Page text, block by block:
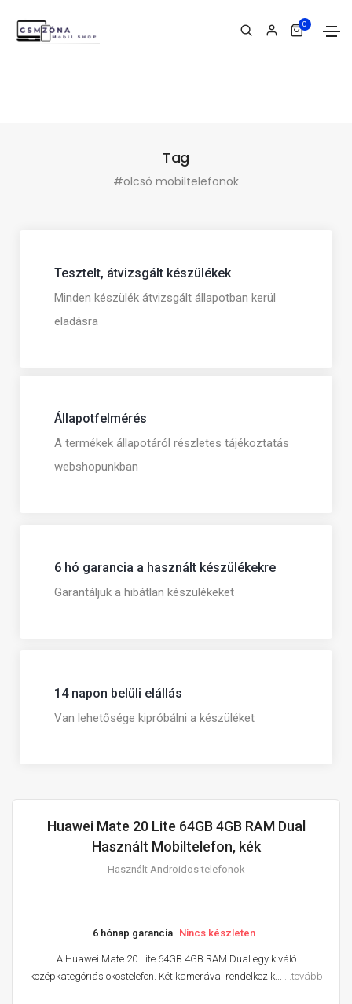
0
Tag
#olcsó mobiltelefonok
Tesztelt, átvizsgált készülékek
Minden készülék átvizsgált állapotban kerül
eladásra
Állapotfelmérés
A termékek állapotáról részletes tájékoztatás
webshopunkban
6 hó garancia a használt készülékekre
Garantáljuk a hibátlan készülékeket
14 napon belüli elállás
Van lehetősége kipróbálni a készüléket
Huawei Mate 20 Lite 64GB 4GB RAM Dual
Használt Mobiltelefon, kék
Használt Androidos telefonok
6 hónap garancia Nincs készleten
A Huawei Mate 20 Lite 64GB 4GB RAM Dual egy kiváló
középkategóriás okostelefon. Két kamerával rendelkezik... ...tovább